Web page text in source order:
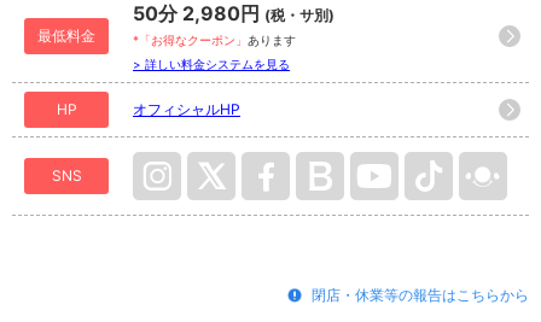
最低料金
50分 2,980円 (税・サ別)
*「お得なクーポン」 あります
> 詳しい料金システムを見る
HP オフィシャルHP
SNS
閉店・休業等の報告はこちらから